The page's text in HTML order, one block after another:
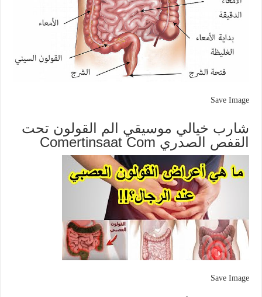
Save Image
شارب خيالي موسيقي الم القولون تحت
القفص الصدري Comertinsaat Com
Save Image